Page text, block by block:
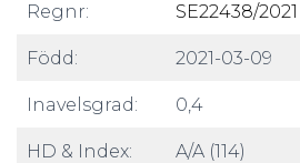
Regnr: SE22438/2021
Född: 2021-03-09
Inavelsgrad: 0,4
HD & Index: A/A (114)